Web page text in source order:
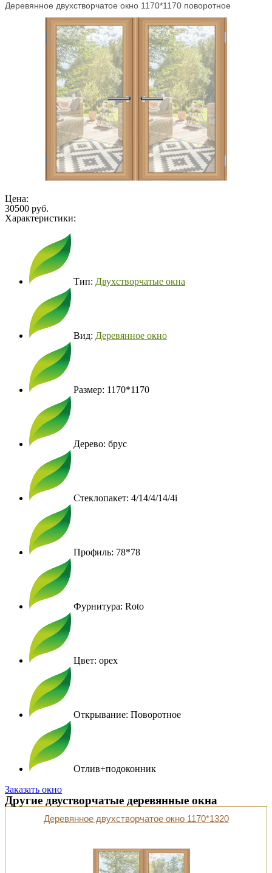
Деревянное двухстворчатое окно 1170*1170 поворотное
Цена:
30500 руб.
Характеристики:
Тип: Двухстворчатые окна
Вид: Деревянное окно
Размер: 1170*1170
Дерево: брус
Стеклопакет: 4/14/4/14/4i
Профиль: 78*78
Фурнитура: Roto
Цвет: орех
Открывание: Поворотное
Отлив+подоконник
Заказать окно
Другие двустворчатые деревянные окна
Деревянное двухстворчатое окно 1170*1320